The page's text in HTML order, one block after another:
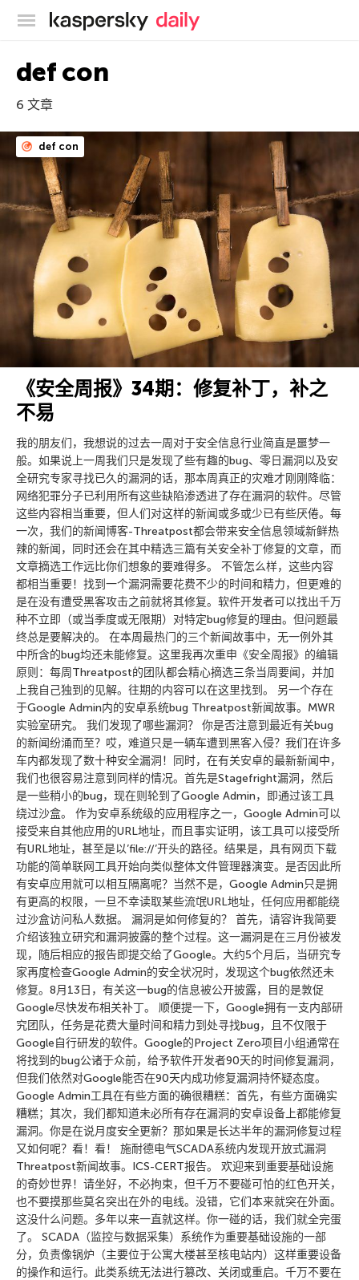
卡巴斯基官方博客
def con
6 文章
def con
《安全周报》34期：修复补丁，补之
不易
我的朋友们，我想说的过去一周对于安全信息行业简直是噩梦一
般。如果说上一周我们只是发现了些有趣的bug、零日漏洞以及安
全研究专家寻找已久的漏洞的话，那本周真正的灾难才刚刚降临：
网络犯罪分子已利用所有这些缺陷渗透进了存在漏洞的软件。尽管
这些内容相当重要，但人们对这样的新闻或多或少已有些厌倦。每
一次，我们的新闻博客-Threatpost都会带来安全信息领域新鲜热
辣的新闻，同时还会在其中精选三篇有关安全补丁修复的文章，而
文章摘选工作远比你们想象的要难得多。 不管怎么样，这些内容
都相当重要！找到一个漏洞需要花费不少的时间和精力，但更难的
是在没有遭受黑客攻击之前就将其修复。软件开发者可以找出千万
种不立即（或当季度或无限期）对特定bug修复的理由。但问题最
终总是要解决的。 在本周最热门的三个新闻故事中，无一例外其
中所含的bug均还未能修复。这里我再次重申《安全周报》的编辑
原则：每周Threatpost的团队都会精心摘选三条当周要闻，并加
上我自己独到的见解。往期的内容可以在这里找到。 另一个存在
于Google Admin内的安卓系统bug Threatpost新闻故事。MWR
实验室研究。 我们发现了哪些漏洞？ 你是否注意到最近有关bug
的新闻纷涌而至？哎，难道只是一辆车遭到黑客入侵？我们在许多
车内都发现了数十种安全漏洞！同时，在有关安卓的最新新闻中，
我们也很容易注意到同样的情况。首先是Stagefright漏洞，然后
是一些稍小的bug，现在则轮到了Google Admin，即通过该工具
绕过沙盒。 作为安卓系统级的应用程序之一，Google Admin可以
接受来自其他应用的URL地址，而且事实证明，该工具可以接受所
有URL地址，甚至是以’file://’开头的路径。结果是，具有网页下载
功能的简单联网工具开始向类似整体文件管理器演变。是否因此所
有安卓应用就可以相互隔离呢？当然不是，Google Admin只是拥
有更高的权限，一旦不幸读取某些流氓URL地址，任何应用都能绕
过沙盒访问私人数据。 漏洞是如何修复的？ 首先，请容许我简要
介绍该独立研究和漏洞披露的整个过程。这一漏洞是在三月份被发
现，随后相应的报告即提交给了Google。大约5个月后，当研究专
家再度检查Google Admin的安全状况时，发现这个bug依然还未
修复。8月13日，有关这一bug的信息被公开披露，目的是敦促
Google尽快发布相关补丁。 顺便提一下，Google拥有一支内部研
究团队，任务是花费大量时间和精力到处寻找bug，且不仅限于
Google自行研发的软件。Google的Project Zero项目小组通常在
将找到的bug公诸于众前，给予软件开发者90天的时间修复漏洞，
但我们依然对Google能否在90天内成功修复漏洞持怀疑态度。
Google Admin工具在有些方面的确很糟糕：首先，有些方面确实
糟糕；其次，我们都知道未必所有存在漏洞的安卓设备上都能修复
漏洞。你是在说月度安全更新？那如果是长达半年的漏洞修复过程
又如何呢？看！看！ 施耐德电气SCADA系统内发现开放式漏洞
Threatpost新闻故事。ICS-CERT报告。 欢迎来到重要基础设施
的奇妙世界！请坐好，不必拘束，但千万不要碰可怕的红色开关，
也不要摸那些莫名突出在外的电线。没错，它们本来就突在外面。
这没什么问题。多年以来一直就这样。你一碰的话，我们就全完蛋
了。 SCADA（监控与数据采集）系统作为重要基础设施的一部
分，负责像锅炉（主要位于公寓大楼甚至核电站内）这样重要设备
的操作和运行。此类系统无法进行篡改、关闭或重启。千万不要在